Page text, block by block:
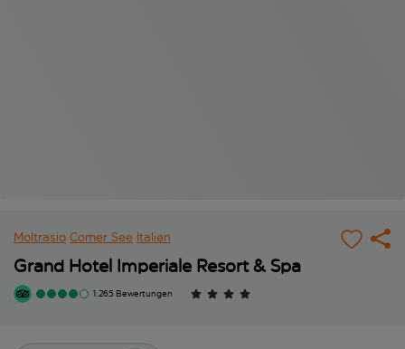
Moltrasio Comer See Italien
Grand Hotel Imperiale Resort & Spa
1.265 Bewertungen